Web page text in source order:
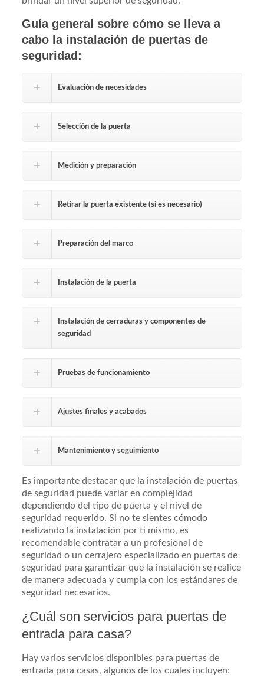
Guía general sobre cómo se lleva a
cabo la instalación de puertas de
seguridad:
Evaluación de necesidades
Selección de la puerta
Medición y preparación
Retirar la puerta existente (si es necesario)
Preparación del marco
Instalación de la puerta
Instalación de cerraduras y componentes de
seguridad
Pruebas de funcionamiento
Ajustes finales y acabados
Mantenimiento y seguimiento
Es importante destacar que la instalación de puertas
de seguridad puede variar en complejidad
dependiendo del tipo de puerta y el nivel de
seguridad requerido. Si no te sientes cómodo
realizando la instalación por ti mismo, es
recomendable contratar a un profesional de
seguridad o un cerrajero especializado en puertas de
seguridad para garantizar que la instalación se realice
de manera adecuada y cumpla con los estándares de
seguridad necesarios.
¿Cuál son servicios para puertas de
entrada para casa?
Hay varios servicios disponibles para puertas de
entrada para casas, algunos de los cuales incluyen: